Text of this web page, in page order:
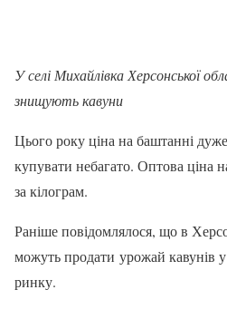
У селі Михайлівка Херсонської
знищують кавуни
Цього року ціна на баштанні
купувати небагато. Оптова ціна
за кілограм.
Раніше повідомлялося, що в
можуть продати урожай кавунів
ринку.